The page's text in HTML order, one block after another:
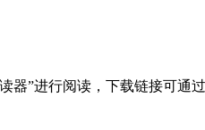
器”进行阅读，下载链接可通